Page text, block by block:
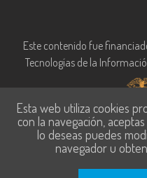
Este contenido fue
Tecnologías de la
Esta web utiliza cookies
con la navegación,
lo deseas puedes
navegador u